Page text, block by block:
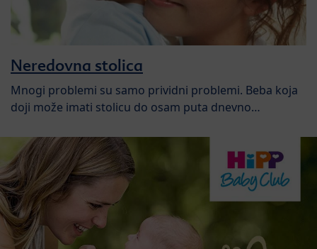
Neredovna stolica
Mnogi problemi su samo prividni problemi. Beba koja
doji može imati stolicu do osam puta dnevno…